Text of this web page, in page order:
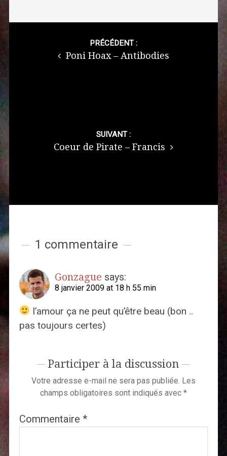
PRÉCÉDENT :
Poni Hoax – Antibodies
SUIVANT :
Coeur de Pirate – Francis
1 commentaire
Gonzague says:
8 janvier 2009 at 18 h 55 min
l’amour ça ne peut qu’être beau (bon ..
pas toujours certes)
Participer à la discussion
Votre adresse e-mail ne sera pas publiée. Les
champs obligatoires sont indiqués avec *
Commentaire *